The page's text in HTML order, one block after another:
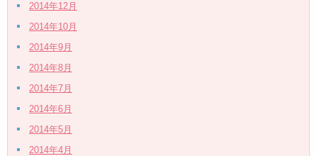
2014年12月
2014年10月
2014年9月
2014年8月
2014年7月
2014年6月
2014年5月
2014年4月